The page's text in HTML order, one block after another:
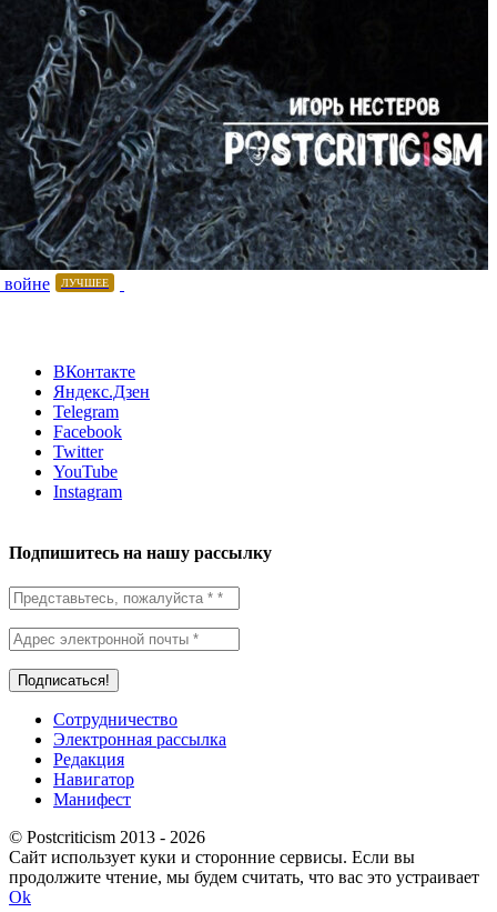
ЛУЧШЕЕ
ВКонтакте
Яндекс.Дзен
Telegram
Facebook
Twitter
YouTube
Instagram
Подпишитесь на нашу рассылку
Сотрудничество
Электронная рассылка
Редакция
Навигатор
Манифест
© Postcriticism 2013 - 2026
Сайт использует куки и сторонние сервисы. Если вы
продолжите чтение, мы будем считать, что вас это устраивает
Ok